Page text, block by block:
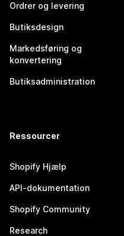
Ordrer og levering
Butiksdesign
Markedsføring og
konvertering
Butiksadministration
Ressourcer
Shopify Hjælp
API-dokumentation
Shopify Community
Research